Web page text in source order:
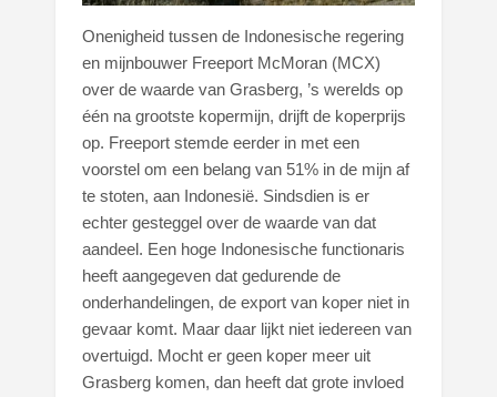
Onenigheid tussen de Indonesische regering
en mijnbouwer Freeport McMoran (MCX)
over de waarde van Grasberg, ’s werelds op
één na grootste kopermijn, drijft de koperprijs
op. Freeport stemde eerder in met een
voorstel om een belang van 51% in de mijn af
te stoten, aan Indonesië. Sindsdien is er
echter gesteggel over de waarde van dat
aandeel. Een hoge Indonesische functionaris
heeft aangegeven dat gedurende de
onderhandelingen, de export van koper niet in
gevaar komt. Maar daar lijkt niet iedereen van
overtuigd. Mocht er geen koper meer uit
Grasberg komen, dan heeft dat grote invloed